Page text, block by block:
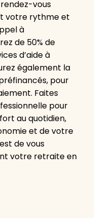
vous
votre rythme et
à
de 50% de
d’aide à
également la
pour
Faites
pour
au quotidien,
et de votre
de vous
votre retraite en